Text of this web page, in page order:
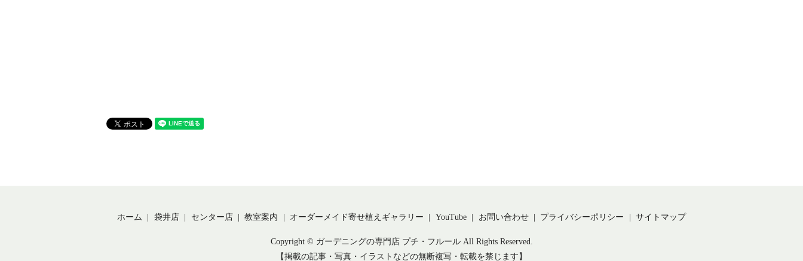
ホーム 袋井店 センター店 教室案内 オーダーメイド寄せ植えギャラリー YouTube お問い合わせ プライバシーポリシー サイトマップ
Copyright © ガーデニングの専門店 プチ・フルール All Rights Reserved.
【掲載の記事・写真・イラストなどの無断複写・転載を禁じます】